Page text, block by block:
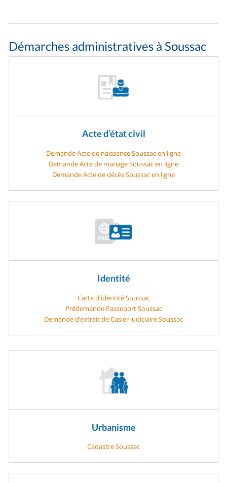
Démarches administratives à Soussac
Acte d’état civil
Demande Acte de naissance Soussac en ligne
Demande Acte de mariage Soussac en ligne
Demande Acte de décès Soussac en ligne
Identité
Carte d'identité Soussac
Prédemande Passeport Soussac
Demande d’extrait de Casier judiciaire Soussac
Urbanisme
Cadastre Soussac